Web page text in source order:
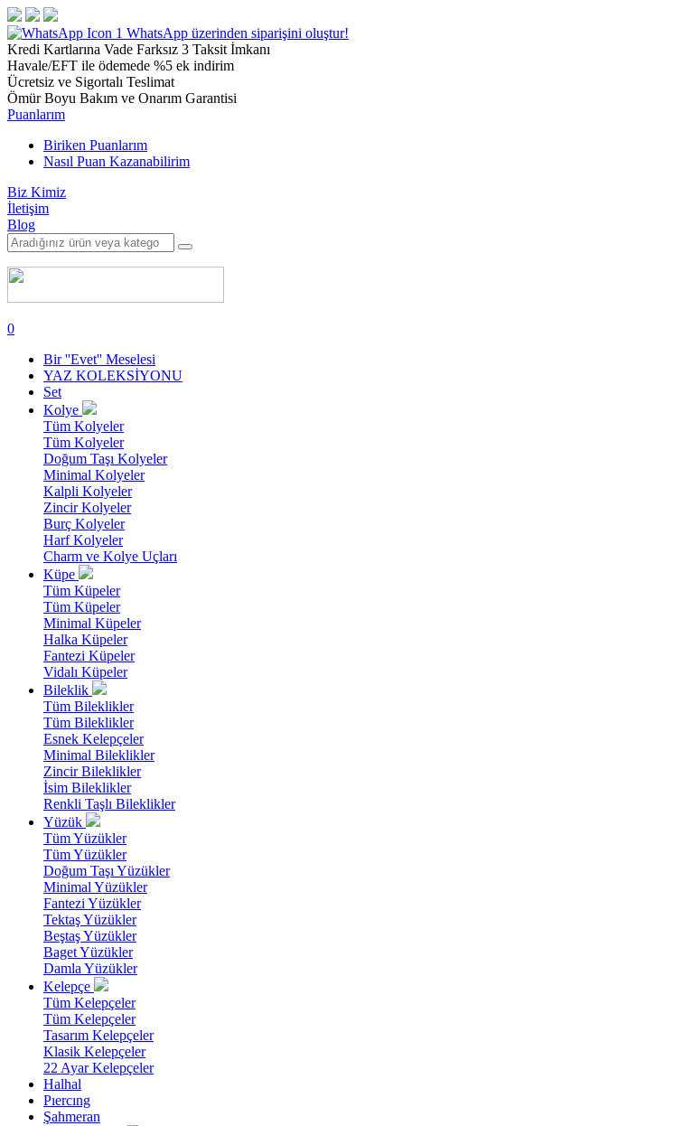
1 WhatsApp üzerinden siparişini oluştur!
Kredi Kartlarına Vade Farksız 3 Taksit İmkanı
Havale/EFT ile ödemede %5 ek indirim
Ücretsiz ve Sigortalı Teslimat
Ömür Boyu Bakım ve Onarım Garantisi
Puanlarım
Biriken Puanlarım
Nasıl Puan Kazanabilirim
Biz Kimiz
İletişim
Blog
0
Bir ''Evet'' Meselesi
YAZ KOLEKSİYONU
Set
Kolye
Tüm Kolyeler
Tüm Kolyeler
Doğum Taşı Kolyeler
Minimal Kolyeler
Kalpli Kolyeler
Zincir Kolyeler
Burç Kolyeler
Harf Kolyeler
Charm ve Kolye Uçları
Küpe
Tüm Küpeler
Tüm Küpeler
Minimal Küpeler
Halka Küpeler
Fantezi Küpeler
Vidalı Küpeler
Bileklik
Tüm Bileklikler
Tüm Bileklikler
Esnek Kelepçeler
Minimal Bileklikler
Zincir Bileklikler
İsim Bileklikler
Renkli Taşlı Bileklikler
Yüzük
Tüm Yüzükler
Tüm Yüzükler
Doğum Taşı Yüzükler
Minimal Yüzükler
Fantezi Yüzükler
Tektaş Yüzükler
Beştaş Yüzükler
Baget Yüzükler
Damla Yüzükler
Kelepçe
Tüm Kelepçeler
Tüm Kelepçeler
Tasarım Kelepçeler
Klasik Kelepçeler
22 Ayar Kelepçeler
Halhal
Pıercıng
Şahmeran